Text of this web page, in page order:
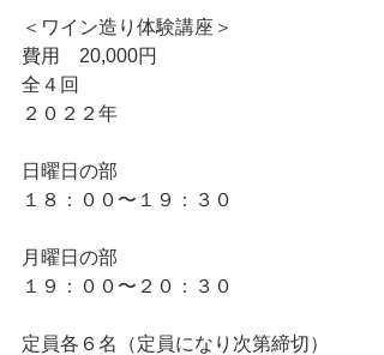
＜ワイン造り体験講座＞
費用　20,000円
全４回
２０２２年
日曜日の部
１８：００〜１９：３０
月曜日の部
１９：００〜２０：３０
定員各６名（定員になり次第締切）